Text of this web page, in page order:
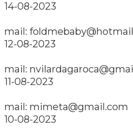
14-08-2023
mail:
12-08-2023
mail:
11-08-2023
mail: mimeta@gmail.com
10-08-2023